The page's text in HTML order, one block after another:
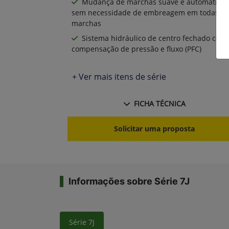
sem necessidade de embreagem em todas as
marchas
Sistema hidráulico de centro fechado com
compensação de pressão e fluxo (PFC)
+ Ver mais itens de série
FICHA TÉCNICA
Solicitar uma proposta
Informações sobre Série 7J
Série 7J